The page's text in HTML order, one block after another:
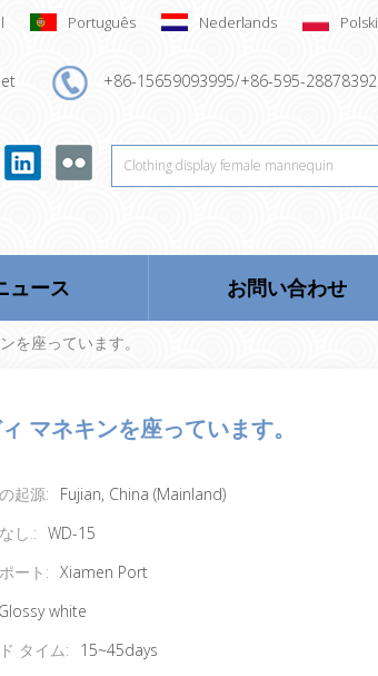
Português Nederlands Polski
+86-15659093995/+86-595-28878392
ュース お問い合わせ
を座っています。
マネキンを座っています。
起源:
Fujian, China (Mainland)
し.: WD-15
ート: Xiamen Port
Glossy white
タイム:
15~45days